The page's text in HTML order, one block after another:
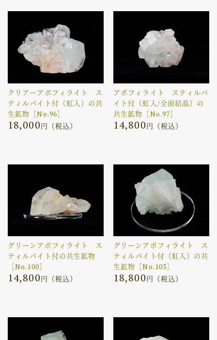
クリアーアポフィライト ス
ティルバイト付（虹入）の共
生鉱物［No.96］
18,000円（税込）
アポフィライト スティルバ
イト付（虹入/全面結晶）の
共生鉱物［No.97］
14,800円（税込）
グリーンアポフィライト ス
ティルバイト付の共生鉱物
［No.100］
14,800円（税込）
グリーンアポフィライト ス
ティルバイト付（虹入）の共
生鉱物［No.103］
18,800円（税込）